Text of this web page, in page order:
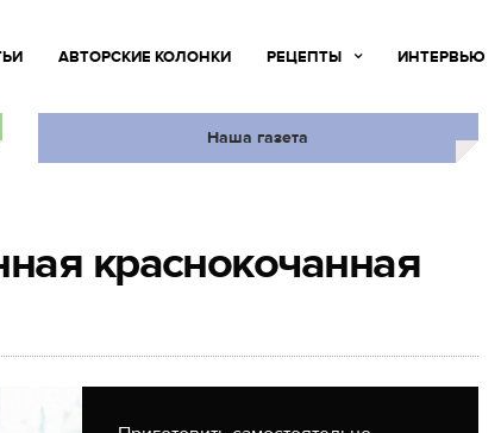
АВТОРСКИЕ КОЛОНКИ РЕЦЕПТЫ ИНТЕРВЬЮ
Наша газета
краснокочанная